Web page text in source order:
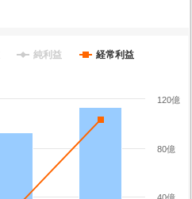
純利益 経常利益
80億
120億